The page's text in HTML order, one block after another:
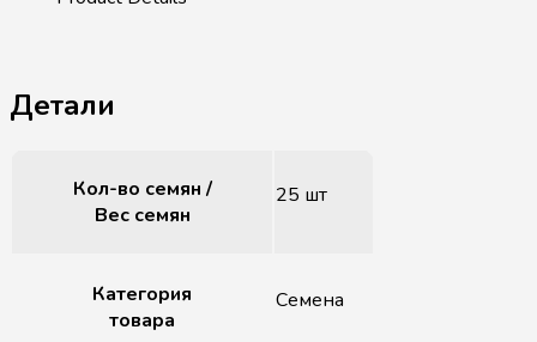
Детали
Кол-во семян /
Вес семян
25 шт
Категория
товара
Семена